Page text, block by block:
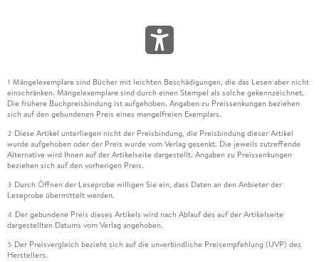
1 Mängelexemplare sind Bücher mit leichten Beschädigungen, die das Lesen aber nicht
einschränken. Mängelexemplare sind durch einen Stempel als solche gekennzeichnet.
Die frühere Buchpreisbindung ist aufgehoben. Angaben zu Preissenkungen beziehen
sich auf den gebundenen Preis eines mangelfreien Exemplars.
2 Diese Artikel unterliegen nicht der Preisbindung, die Preisbindung dieser Artikel
wurde aufgehoben oder der Preis wurde vom Verlag gesenkt. Die jeweils zutreffende
Alternative wird Ihnen auf der Artikelseite dargestellt. Angaben zu Preissenkungen
beziehen sich auf den vorherigen Preis.
3 Durch Öffnen der Leseprobe willigen Sie ein, dass Daten an den Anbieter der
Leseprobe übermittelt werden.
4 Der gebundene Preis dieses Artikels wird nach Ablauf des auf der Artikelseite
dargestellten Datums vom Verlag angehoben.
5 Der Preisvergleich bezieht sich auf die unverbindliche Preisempfehlung (UVP) des
Herstellers.